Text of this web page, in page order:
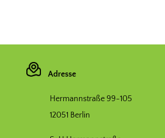
Adresse
Hermannstraße 99-105
12051 Berlin